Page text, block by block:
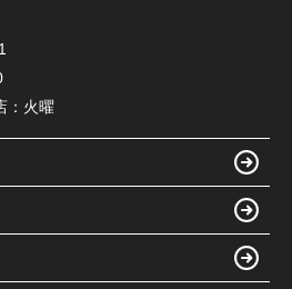
：火曜